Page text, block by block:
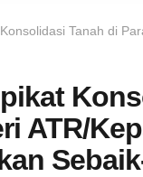
Tanah di
ATR/